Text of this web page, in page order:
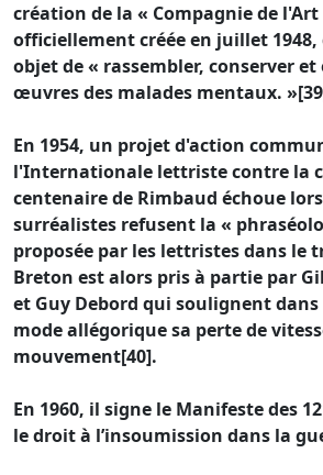
création de la « Compagnie de
officiellement créée en juillet
objet de « rassembler, conserver et
œuvres des malades mentaux.
En 1954, un projet d'action
l'Internationale lettriste contre la
centenaire de Rimbaud échoue
surréalistes refusent la «
proposée par les lettristes dans le
Breton est alors pris à partie par
et Guy Debord qui soulignent
mode allégorique sa perte de
mouvement[40].
En 1960, il signe le Manifeste des
le droit à l’insoumission dans la